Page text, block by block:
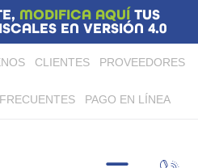
MODIFICA AQUÍ TUS
EN VERSIÓN 4.0
CLIENTES PROVEEDORES
PAGO EN LÍNEA